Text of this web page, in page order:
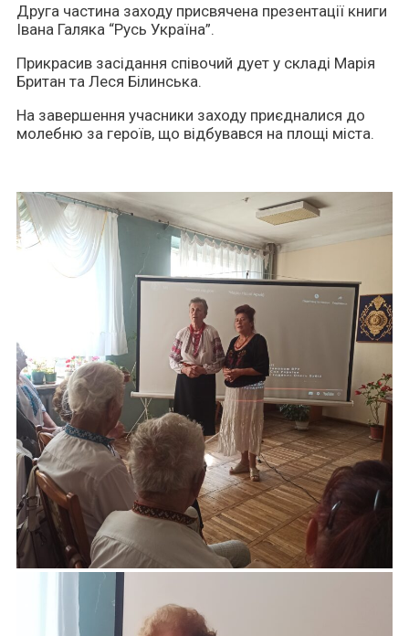
Друга частина заходу присвячена презентації книги
Івана Галяка “Русь Україна”.
Прикрасив засідання співочий дует у складі Марія
Британ та Леся Білинська.
На завершення учасники заходу приєдналися до
молебню за героїв, що відбувався на площі міста.